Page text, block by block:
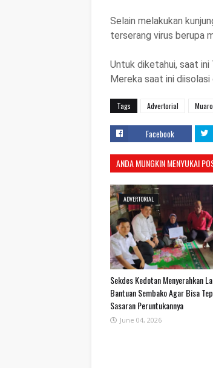
Selain melakukan
terserang virus berupa
Untuk diketahui, saat
Mereka saat ini diisolasi
Tags Advertorial
Facebook
ANDA MUNGKIN MENYUKAI
ADVERTORIAL
Sekdes Kedotan Menyerahkan
Bantuan Sembako Agar Bisa
Sasaran Peruntukannya
June 04, 2026